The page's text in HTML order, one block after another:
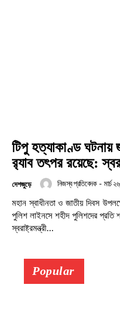
টিপু হত্যাকাণ্ড ঘটনায়
র‌্যাব তৎপর রয়েছে:
দেশজুড়ে নিজস্ব প্রতিবেদক - মার্চ
মহান স্বাধীনতা ও জাতীয় দিবস
পুলিশ লাইনসে শহীদ পুলিশদের প্রতি
স্বরাষ্ট্রমন্ত্রী...
Popular